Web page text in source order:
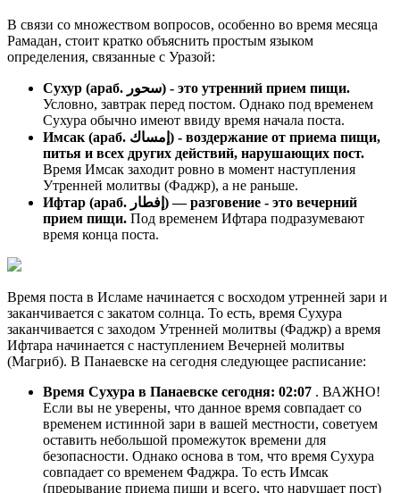
В связи со множеством вопросов, особенно во время месяца
Рамадан, стоит кратко объяснить простым языком
определения, связанные с Уразой:
Сухур (араб. سحور) - это утренний прием пищи.
Условно, завтрак перед постом. Однако под временем
Сухура обычно имеют ввиду время начала поста.
Имсак (араб. إمساك) - воздержание от приема пищи,
питья и всех других действий, нарушающих пост.
Время Имсак заходит ровно в момент наступления
Утренней молитвы (Фаджр), а не раньше.
Ифтар (араб. إفطار) — разговение - это вечерний
прием пищи. Под временем Ифтара подразумевают
время конца поста.
Время поста в Исламе начинается с восходом утренней зари и
заканчивается с закатом солнца. То есть, время Сухура
заканчивается с заходом Утренней молитвы (Фаджр) а время
Ифтара начинается с наступлением Вечерней молитвы
(Магриб). В Панаевске на сегодня следующее расписание:
Время Сухура в Панаевске сегодня: 02:07 . ВАЖНО!
Если вы не уверены, что данное время совпадает со
временем истинной зари в вашей местности, советуем
оставить небольшой промежуток времени для
безопасности. Однако основа в том, что время Сухура
совпадает со временем Фаджра. То есть Имсак
(прерывание приема пищи и всего, что нарушает пост)